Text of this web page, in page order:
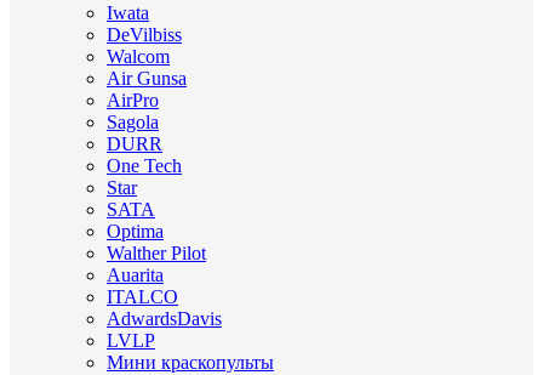
Iwata
DeVilbiss
Walcom
Air Gunsa
AirPro
Sagola
DURR
One Tech
Star
SATA
Optima
Walther Pilot
Auarita
ITALCO
AdwardsDavis
LVLP
Мини краскопульты